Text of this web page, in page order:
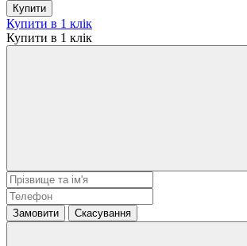
Купити
Купити в 1 клік
Купити в 1 клік
Замовити Скасування